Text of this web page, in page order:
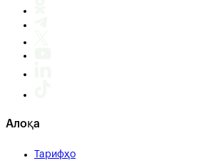
Алоқа
Тарифҳо